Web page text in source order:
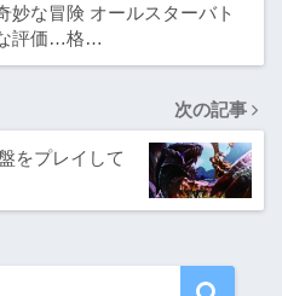
妙な冒険 オールスターバト
評価…格…
次の記事
をプレイして